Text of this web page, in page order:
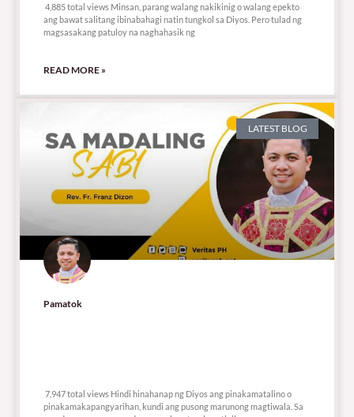
4,885 total views Minsan, parang walang nakikinig o walang epekto
ang bawat salitang ibinabahagi natin tungkol sa Diyos. Pero tulad ng
magsasakang patuloy na naghahasik ng
READ MORE »
LATEST BLOG
Pamatok
7,947 total views Hindi hinahanap ng Diyos ang pinakamatalino o
pinakamakapangyarihan, kundi ang pusong marunong magtiwala. Sa